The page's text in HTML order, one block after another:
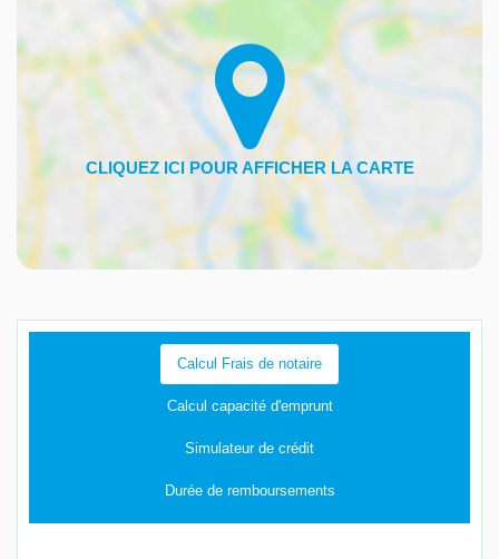
Calcul Frais de notaire
Calcul capacité d'emprunt
Simulateur de crédit
Durée de remboursements